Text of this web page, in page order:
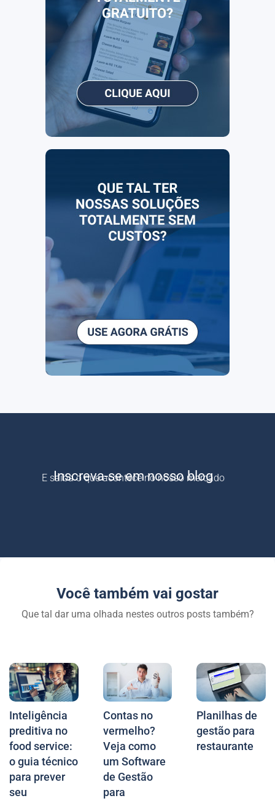
Inscreva-se em nosso blog
E saiba o que acontece no nosso mercado
Você também vai gostar
Que tal dar uma olhada nestes outros posts também?
Inteligência
preditiva no
food service:
o guia técnico
para prever
seu
Contas no
vermelho?
Veja como
um Software
de Gestão
para
Planilhas de
gestão para
restaurante